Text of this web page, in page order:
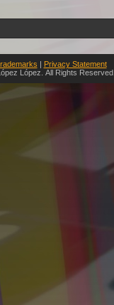
| Privacy Statement
López. All Rights Reserved.